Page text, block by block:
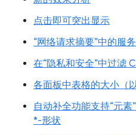
点击即可突出显示
“网络请求摘要”中的服
在“隐私和安全”中过滤
各面板中表格的大小（
自动补全功能支持“元素
*-形状